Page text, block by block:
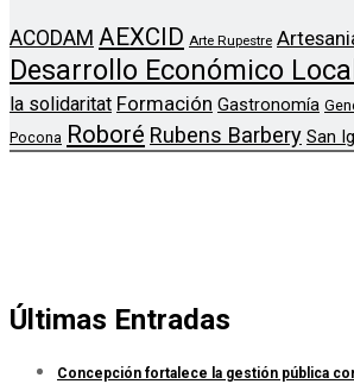
ACODAM AEXCID Arte Rupestre
Desarrollo Económico Local
la solidaritat Formación Gastronomía
Pocona Roboré Rubens Barbery San
Últimas Entradas
Concepción fortalece la gestión pública